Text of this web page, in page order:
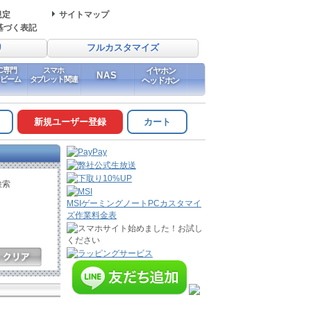
定
サイトマップ
づく表記
フルカスタマイズ
専門
ーム
スマホ
タブレット関連
NAS
イヤホン
ヘッドホン
新規ユーザー登録 カート
索
MSIゲーミングノートPCカスタマイ
ズ作業料金表